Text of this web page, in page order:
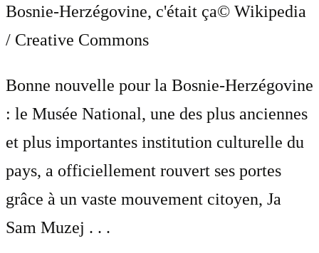
Bosnie-Herzégovine, c'était ça© Wikipedia
/ Creative Commons
Bonne nouvelle pour la Bosnie-Herzégovine
: le Musée National, une des plus anciennes
et plus importantes institution culturelle du
pays, a officiellement rouvert ses portes
grâce à un vaste mouvement citoyen, Ja
Sam Muzej . . .